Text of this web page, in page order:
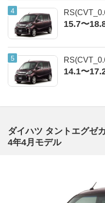
15.7〜
14.1〜
ダイハツ タントエグゼ
4年4月モデル